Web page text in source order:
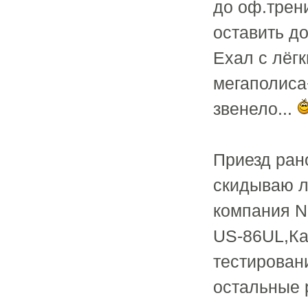
до
оставить
Ехал с
звенело...
Приезд
скидываю
компания
US-
остальные